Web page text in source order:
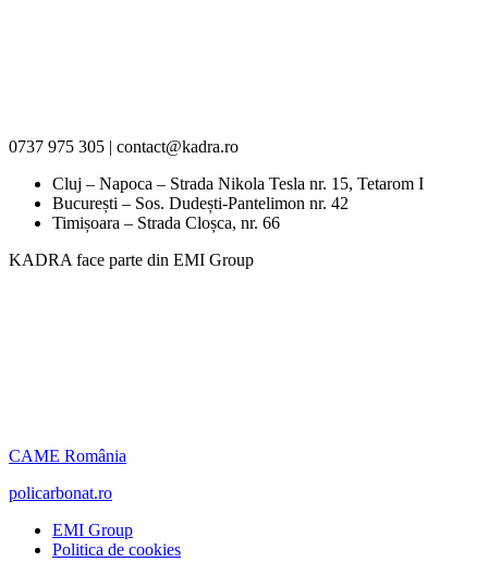
0737 975 305 | contact@kadra.ro
Cluj – Napoca – Strada Nikola Tesla nr. 15, Tetarom I
București – Sos. Dudești-Pantelimon nr. 42
Timișoara – Strada Cloșca, nr. 66
KADRA face parte din EMI Group
CAME România
policarbonat.ro
EMI Group
Politica de cookies